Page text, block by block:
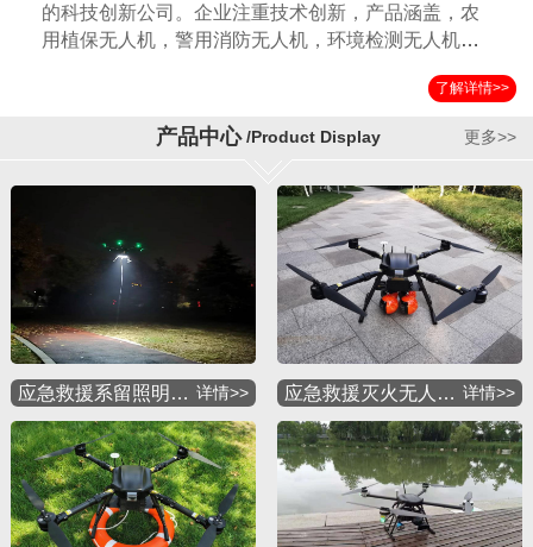
的科技创新公司。企业注重技术创新，产品涵盖，农
用植保无人机，警用消防无人机，环境检测无人机，
流配送无人机，军用特种无人机等多种应用机型。公
司自成立以来以其独特的设计方案，严格的检验标准
获得国内外客户的一致好评。
了解详情>>
产品中心 /Product Display 更多>>
应急救援系留照明… 详情>> 应急救援灭火无人… 详情>>